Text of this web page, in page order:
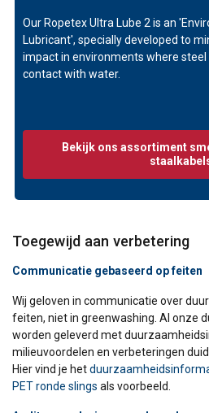
Our Ropetex Ultra Lube 2 is an
Lubricant', specially developed to
impact in environments where
contact with water.
Bekijk ons assortiment
Toegewijd aan verbetering
Communicatie gebaseerd op feiten
Wij geloven in communicatie over
feiten, niet in greenwashing. Al onze
worden geleverd met
milieuvoordelen en verbeteringen
Hier vind je het
PET ronde slings als voorbeeld.
cookies.
We gebruiken cookies om
verkeer te analyseren. We
over uw gebruik van onze
advertentie- en
kunnen combineren met
u aan hen heeft verstrekt of